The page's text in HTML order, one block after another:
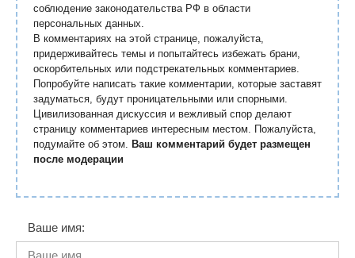
соблюдение законодательства РФ в области
персональных данных.
В комментариях на этой странице, пожалуйста,
придерживайтесь темы и попытайтесь избежать брани,
оскорбительных или подстрекательных комментариев.
Попробуйте написать такие комментарии, которые заставят
задуматься, будут проницательными или спорными.
Цивилизованная дискуссия и вежливый спор делают
страницу комментариев интересным местом. Пожалуйста,
подумайте об этом. Ваш комментарий будет размещен
после модерации
Ваше имя: